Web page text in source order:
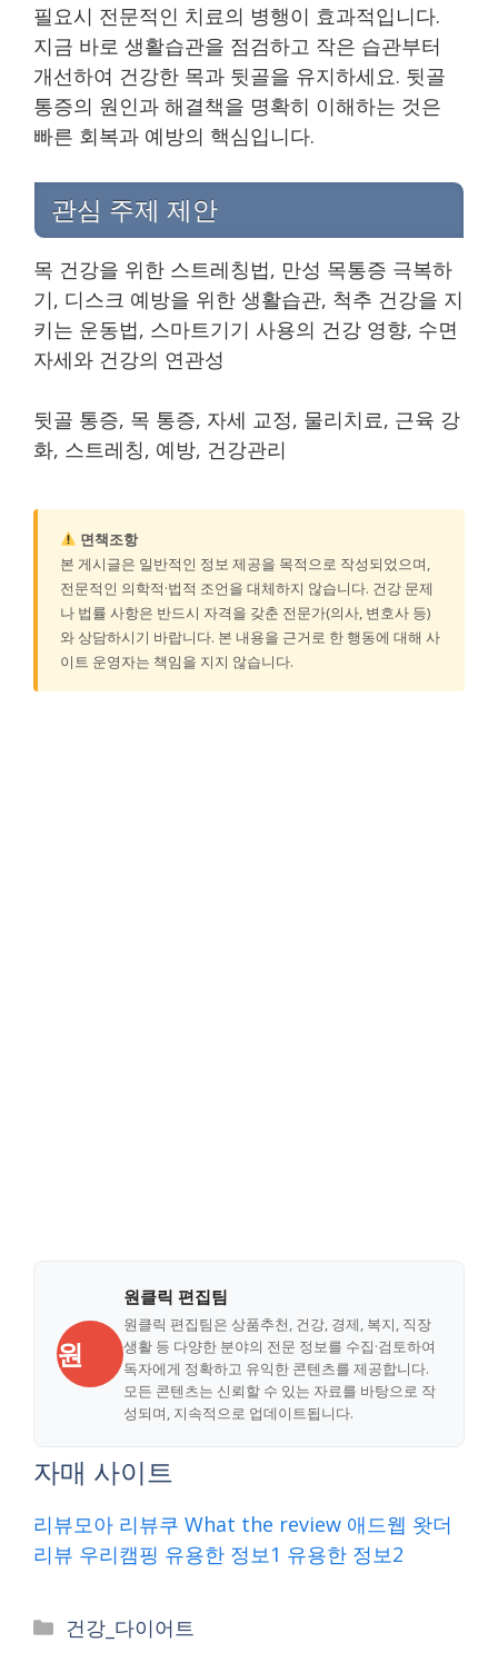
필요시 전문적인 치료의 병행이 효과적입니다.
지금 바로 생활습관을 점검하고 작은 습관부터
개선하여 건강한 목과 뒷골을 유지하세요. 뒷골
통증의 원인과 해결책을 명확히 이해하는 것은
빠른 회복과 예방의 핵심입니다.
관심 주제 제안
목 건강을 위한 스트레칭법, 만성 목통증 극복하
기, 디스크 예방을 위한 생활습관, 척추 건강을 지
키는 운동법, 스마트기기 사용의 건강 영향, 수면
자세와 건강의 연관성
뒷골 통증, 목 통증, 자세 교정, 물리치료, 근육 강
화, 스트레칭, 예방, 건강관리
면책조항
본 게시글은 일반적인 정보 제공을 목적으로 작성되었으며,
전문적인 의학적·법적 조언을 대체하지 않습니다. 건강 문제
나 법률 사항은 반드시 자격을 갖춘 전문가(의사, 변호사 등)
와 상담하시기 바랍니다. 본 내용을 근거로 한 행동에 대해 사
이트 운영자는 책임을 지지 않습니다.
원
원클릭 편집팀
원클릭 편집팀은 상품추천, 건강, 경제, 복지, 직장
생활 등 다양한 분야의 전문 정보를 수집·검토하여
독자에게 정확하고 유익한 콘텐츠를 제공합니다.
모든 콘텐츠는 신뢰할 수 있는 자료를 바탕으로 작
성되며, 지속적으로 업데이트됩니다.
자매 사이트
리뷰모아 리뷰쿠 What the review 애드웹 왓더
리뷰 우리캠핑 유용한 정보1 유용한 정보2
Categories
건강_다이어트